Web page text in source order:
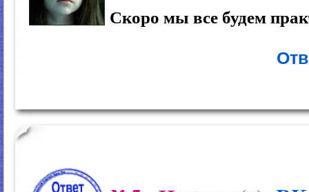
Скоро мы все будем